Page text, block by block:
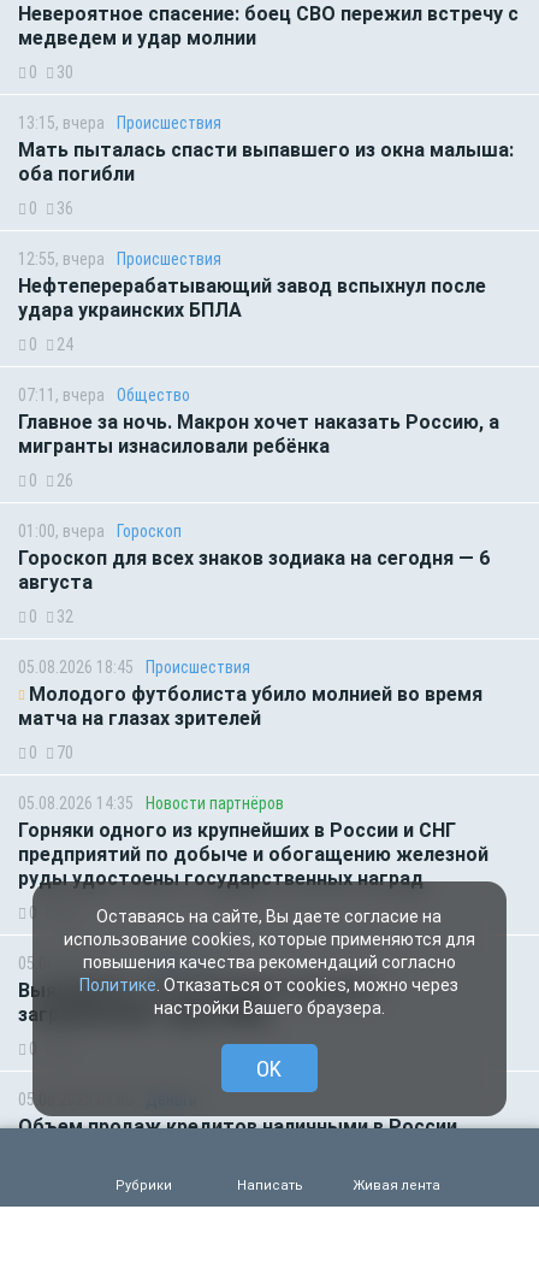
Невероятное спасение: боец СВО пережил встречу с
медведем и удар молнии
0 30
13:15, вчера Происшествия
Мать пыталась спасти выпавшего из окна малыша:
оба погибли
0 36
12:55, вчера Происшествия
Нефтеперерабатывающий завод вспыхнул после
удара украинских БПЛА
0 24
07:11, вчера Общество
Главное за ночь. Макрон хочет наказать Россию, а
мигранты изнасиловали ребёнка
0 26
01:00, вчера Гороскоп
Гороскоп для всех знаков зодиака на сегодня — 6
августа
0 32
05.08.2026 18:45 Происшествия
Молодого футболиста убило молнией во время
матча на глазах зрителей
0 70
05.08.2026 14:35 Новости партнёров
Горняки одного из крупнейших в России и СНГ
предприятий по добыче и обогащению железной
руды удостоены государственных наград
0
05.08.2026 14:01 Общество
Выяснилось, кто не сможет получить
загранпаспорт через МФЦ
0
05.08.2026 09:00
Объем продаж кредитов наличными в России
Рубрики Написать Живая лента
Оставаясь на сайте, Вы даете согласие на
использование cookies, которые применяются для
повышения качества рекомендаций согласно
Политике . Отказаться от cookies, можно через
настройки Вашего браузера.
OK